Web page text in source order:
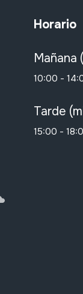
SoundCloud
Horario
Mañana
10:00 -
Tarde
15:00 -